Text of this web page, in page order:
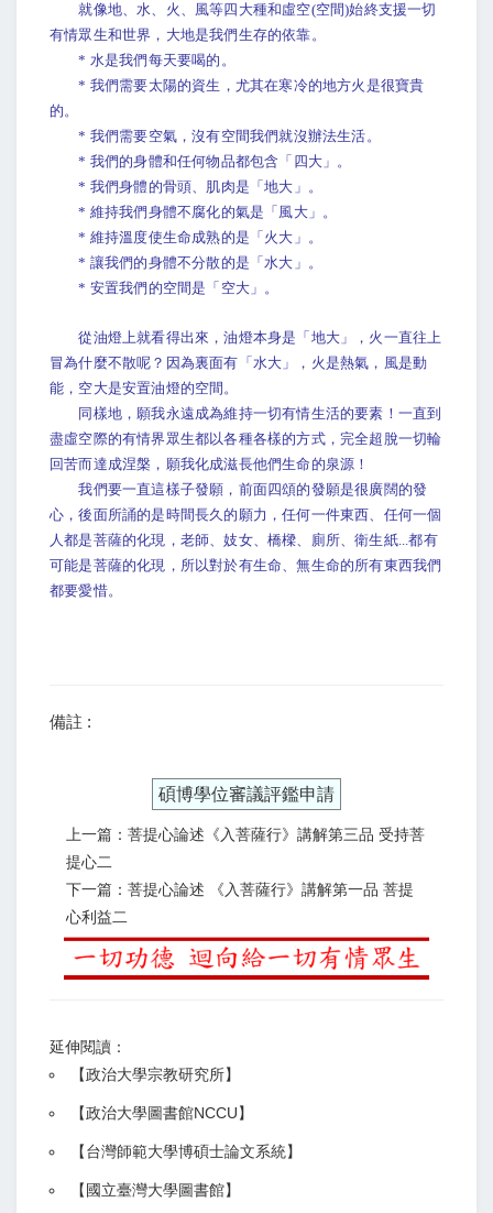
就像地、水、火、風等四大種和虛空(空間)始終支援一切
有情眾生和世界，大地是我們生存的依靠。
* 水是我們每天要喝的。
* 我們需要太陽的資生，尤其在寒冷的地方火是很寶貴
的。
* 我們需要空氣，沒有空間我們就沒辦法生活。
* 我們的身體和任何物品都包含「四大」。
* 我們身體的骨頭、肌肉是「地大」。
* 維持我們身體不腐化的氣是「風大」。
* 維持溫度使生命成熟的是「火大」。
* 讓我們的身體不分散的是「水大」。
* 安置我們的空間是「空大」。
從油燈上就看得出來，油燈本身是「地大」，火一直往上
冒為什麼不散呢？因為裏面有「水大」，火是熱氣，風是動
能，空大是安置油燈的空間。
同樣地，願我永遠成為維持一切有情生活的要素！一直到
盡虛空際的有情界眾生都以各種各樣的方式，完全超脫一切輪
回苦而達成涅槃，願我化成滋長他們生命的泉源！
我們要一直這樣子發願，前面四頌的發願是很廣闊的發
心，後面所誦的是時間長久的願力，任何一件東西、任何一個
人都是菩薩的化現，老師、妓女、橋樑、廁所、衛生紙...都有
可能是菩薩的化現，所以對於有生命、無生命的所有東西我們
都要愛惜。
備註 :
碩博學位審議評鑑申請
上一篇：菩提心論述《入菩薩行》講解第三品 受持菩
提心二
下一篇：菩提心論述 《入菩薩行》講解第一品 菩提
心利益二
延伸閱讀：
【政治大學宗教研究所】
【政治大學圖書館NCCU】
【台灣師範大學博碩士論文系統】
【 國立臺灣大學圖書館】